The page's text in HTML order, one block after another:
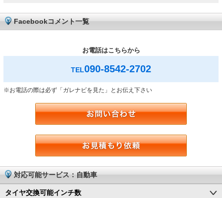
Facebookコメント一覧
お電話はこちらから
TEL090-8542-2702
※お電話の際は必ず「ガレナビを見た」とお伝え下さい
対応可能サービス：自動車
タイヤ交換可能インチ数